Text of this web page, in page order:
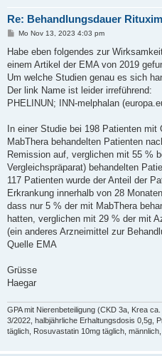
Re: Behandlungsdauer
B
i
r
a
Mo Nov 13, 2023 4:03 pm
Habe eben folgendes zur
einem Artikel der EMA von 2019
Um welche Studien genau es sich
Der link Name ist leider irreführend:
PHELINUN; INN-melphalan
In einer Studie bei 198 Patienten
MabThera behandelten Patienten
Remission auf, verglichen mit 55 %
Vergleichspräparat) behandelten
117 Patienten wurde der Anteil der
Erkrankung innerhalb von 28
dass nur 5 % der mit MabThera
hatten, verglichen mit 29 % der mit
(ein anderes Arzneimittel zur
Quelle EMA
Grüsse
Haegar
GPA mit Nierenbeteiligung (CKD 3a, Krea
3/2022, halbjährliche Erhaltungsdosis 0,5g,
täglich, Rosuvastatin 10mg täglich,